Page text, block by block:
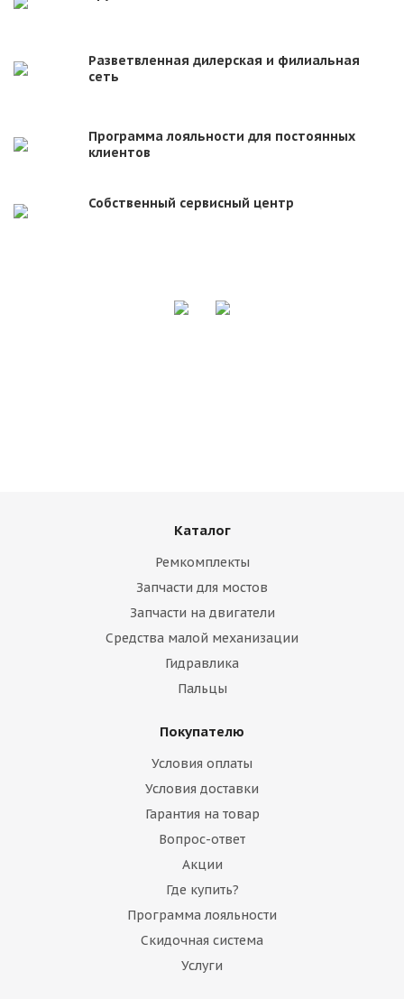
Разветвленная дилерская и филиальная
сеть
Программа лояльности для постоянных
клиентов
Собственный сервисный центр
Каталог
Ремкомплекты
Запчасти для мостов
Запчасти на двигатели
Средства малой механизации
Гидравлика
Пальцы
Покупателю
Условия оплаты
Условия доставки
Гарантия на товар
Вопрос-ответ
Акции
Где купить?
Программа лояльности
Скидочная система
Услуги